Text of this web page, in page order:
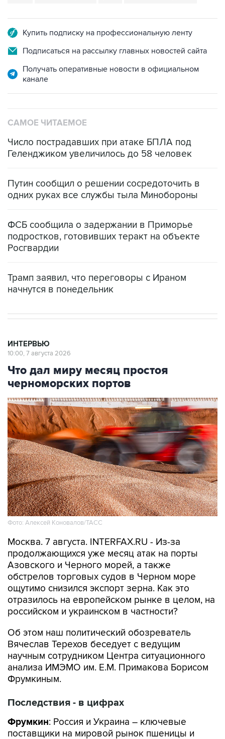
Купить подписку на профессиональную ленту
Подписаться на рассылку главных новостей сайта
Получать оперативные новости в официальном
канале
САМОЕ ЧИТАЕМОЕ
Число пострадавших при атаке БПЛА под
Геленджиком увеличилось до 58 человек
Путин сообщил о решении сосредоточить в
одних руках все службы тыла Минобороны
ФСБ сообщила о задержании в Приморье
подростков, готовивших теракт на объекте
Росгвардии
Трамп заявил, что переговоры с Ираном
начнутся в понедельник
ИНТЕРВЬЮ
10:00, 7 августа 2026
Что дал миру месяц простоя
черноморских портов
Фото: Алексей Коновалов/ТАСС
Москва. 7 августа. INTERFAX.RU - Из-за
продолжающихся уже месяц атак на порты
Азовского и Черного морей, а также
обстрелов торговых судов в Черном море
ощутимо снизился экспорт зерна. Как это
отразилось на европейском рынке в целом, на
российском и украинском в частности?
Об этом наш политический обозреватель
Вячеслав Терехов беседует с ведущим
научным сотрудником Центра ситуационного
анализа ИМЭМО им. Е.М. Примакова Борисом
Фрумкиным.
Последствия - в цифрах
Фрумкин: Россия и Украина – ключевые
поставщики на мировой рынок пшеницы и